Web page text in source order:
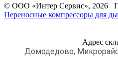
© ООО «Интер Сервис», 2026
Переносные компрессоры для
Адрес
Домодедово,